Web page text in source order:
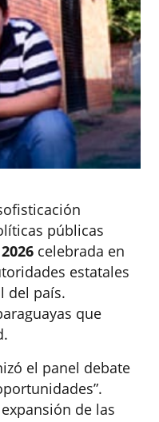
públicas
celebrada en
estatales
del país.
que
el panel debate
de las